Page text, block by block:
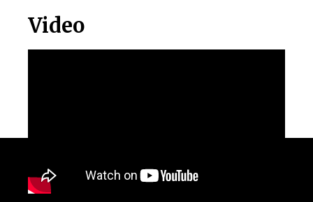
Video